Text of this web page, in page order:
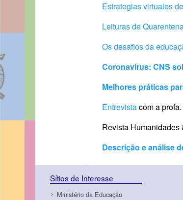
Estrategias virtuales
Leituras de
Os desafios da
Coronavírus: CNS
Melhores práticas
Entrevistacom a
Revista
Descrição e análise
Sítios de Interesse
Ministério da Educação